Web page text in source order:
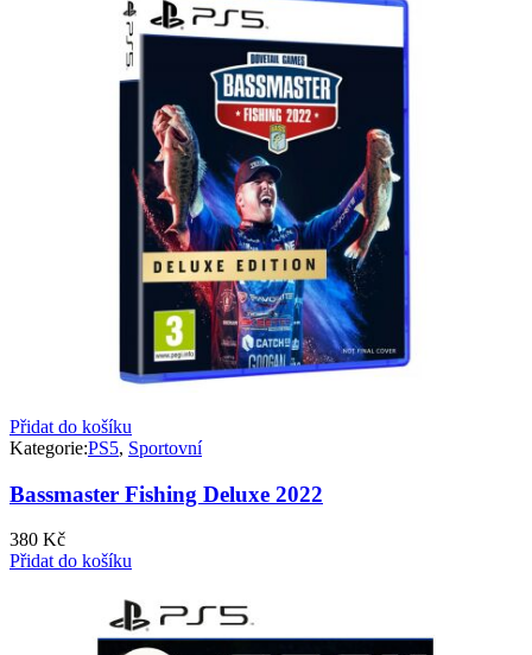
Přidat do košíku
Kategorie:PS5, Sportovní
Bassmaster Fishing Deluxe 2022
380 Kč
Přidat do košíku